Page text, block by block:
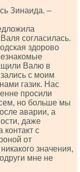
Зинаида. –
согласилась.
здорово
Валю в
с моим
газик. Нас
просили
но больше мы
аварии, а
даже
контакт с
от
значения,
мне не